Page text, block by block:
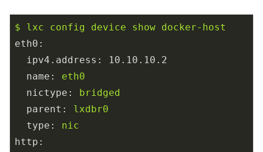
$ lxc config device show docker-host
eth0:
ipv4.address:
10.10 .10 .2
name:
eth0
nictype:
bridged
parent:
lxdbr0
type:
nic
http: